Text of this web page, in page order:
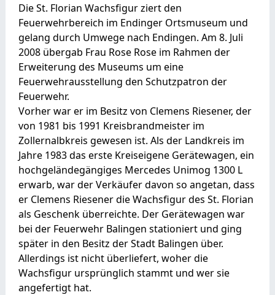
Die St. Florian Wachsfigur ziert den
Feuerwehrbereich im Endinger Ortsmuseum und
gelang durch Umwege nach Endingen. Am 8. Juli
2008 übergab Frau Rose Rose im Rahmen der
Erweiterung des Museums um eine
Feuerwehrausstellung den Schutzpatron der
Feuerwehr.
Vorher war er im Besitz von Clemens Riesener, der
von 1981 bis 1991 Kreisbrandmeister im
Zollernalbkreis gewesen ist. Als der Landkreis im
Jahre 1983 das erste Kreiseigene Gerätewagen, ein
hochgeländegängiges Mercedes Unimog 1300 L
erwarb, war der Verkäufer davon so angetan, dass
er Clemens Riesener die Wachsfigur des St. Florian
als Geschenk überreichte. Der Gerätewagen war
bei der Feuerwehr Balingen stationiert und ging
später in den Besitz der Stadt Balingen über.
Allerdings ist nicht überliefert, woher die
Wachsfigur ursprünglich stammt und wer sie
angefertigt hat.